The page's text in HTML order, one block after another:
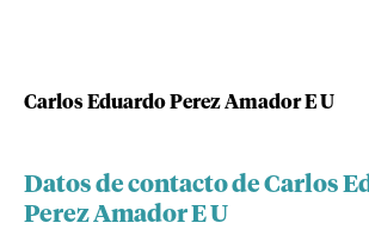
Carlos Eduardo Perez Amador E U
Datos de contacto de Carlos
Perez Amador E U